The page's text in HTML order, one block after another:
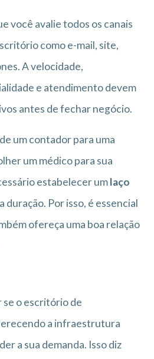
você avalie todos os canais
como e-mail, site,
A velocidade,
e atendimento devem
antes de fechar negócio.
um contador para uma
um médico para sua
estabelecer umlaço
duração. Por isso, é essencial
ofereça uma boa relação
se o escritório de
a infraestrutura
a sua demanda. Isso diz